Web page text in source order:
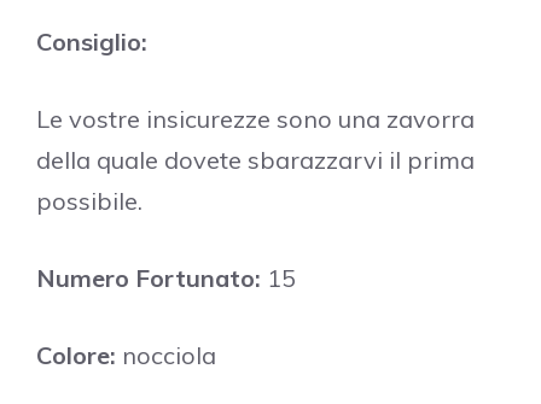
Consiglio:
Le vostre insicurezze sono una zavorra
della quale dovete sbarazzarvi il prima
possibile.
Numero Fortunato: 15
Colore: nocciola